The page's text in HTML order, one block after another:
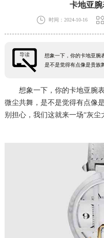
卡地亚
 时间：2024-10-16 
导读
想象一下，你的卡地亚腕
是不是觉得有点像是贵族
想象一下，你的卡地亚腕表
微尘共舞，是不是觉得有点像
别担心，我们这就来一场“灰尘